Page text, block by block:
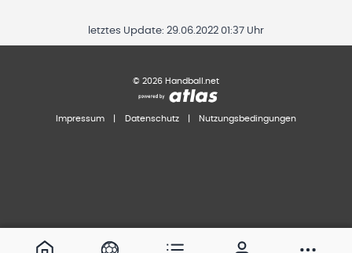
letztes Update: 29.06.2022 01:37 Uhr
© 2026 Handball.net
Impressum Datenschutz Nutzungsbedingungen